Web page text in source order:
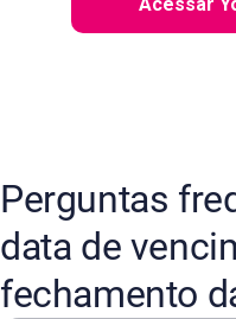
Perguntas
data de
fechamento